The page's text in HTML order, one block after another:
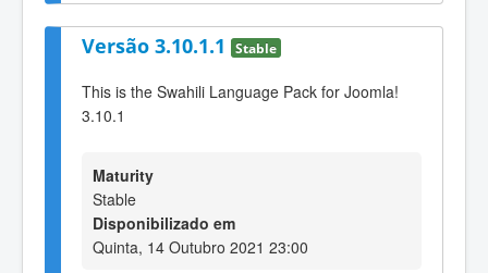
Versão 3.10.1.1 Stable
This is the Swahili Language Pack for Joomla!
3.10.1
Maturity
Stable
Disponibilizado em
Quinta, 14 Outubro 2021 23:00